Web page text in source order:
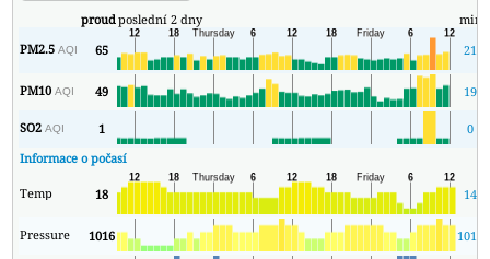
proudposlední 2 dny min
PM2.5AQI 65 21
PM10AQI 49 19
SO2AQI 1
0
Informace o počasí
Temp 18 14
Pressure 1016 1013